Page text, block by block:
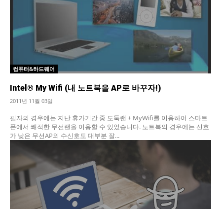
컴퓨터&하드웨어
Intel® My Wifi (내 노트북을 AP로 바꾸자!)
2011년 11월 03일
필자의 경우에는 지난 휴가기간 중 도둑랜 + MyWifi를 이용하여 스마트
폰에서 쾌적한 무선랜을 이용할 수 있었습니다. 노트북의 경우에는 신호
가 낮은 무선AP의 수신호도 대부분 잘...